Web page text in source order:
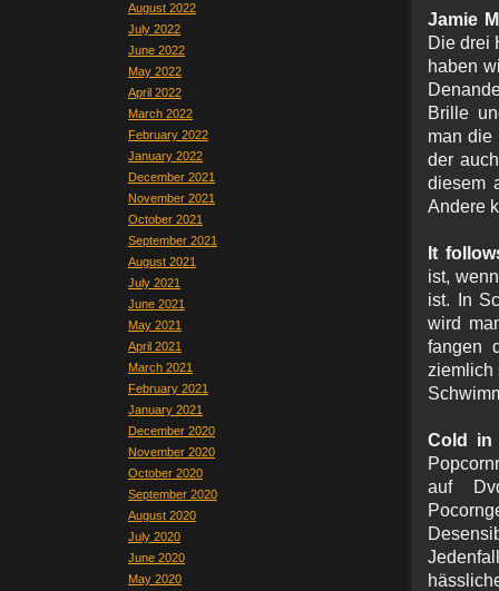
August 2022
July 2022
June 2022
May 2022
April 2022
March 2022
February 2022
January 2022
December 2021
November 2021
October 2021
September 2021
August 2021
July 2021
June 2021
May 2021
April 2021
March 2021
February 2021
January 2021
December 2020
November 2020
October 2020
September 2020
August 2020
July 2020
June 2020
May 2020
Jamie
Die drei
haben
Brille
man die
der
diesem
Andere
It
ist,
ist. In
wird
fangen
ziemlich
Cold
auf